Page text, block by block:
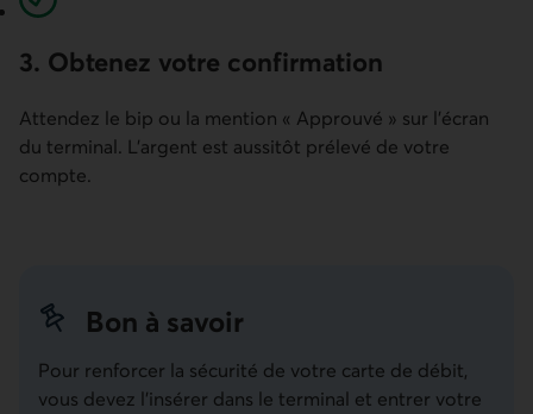
3. Obtenez votre confirmation
Attendez le bip ou la mention « Approuvé » sur l'écran
du terminal. L'argent est aussitôt prélevé de votre
compte.
Bon à savoir
Pour renforcer la sécurité de votre carte de débit,
vous devez l’insérer dans le terminal et entrer votre